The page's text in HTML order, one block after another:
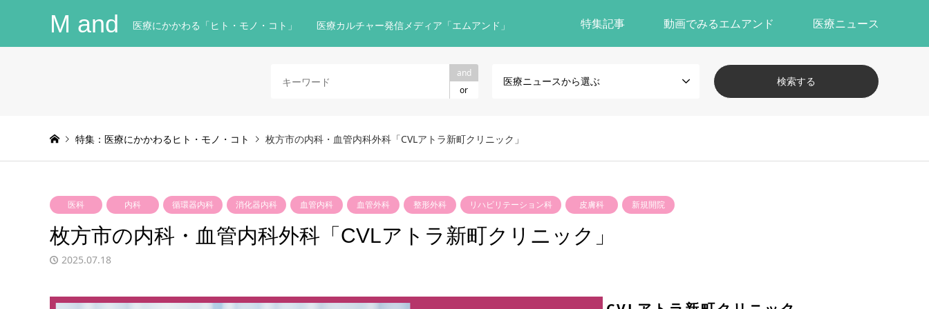
M and 医療にかかわる「ヒト・モノ・コト」 医療カルチャー発信メディア「エムアンド」 特集記事 動画でみるエムアンド 医療ニュース
and
or
医療ニュースから選ぶ
特集：医療にかかわるヒト・モノ・コト 枚方市の内科・血管内科外科「CVLアトラ新町クリニック」
医科 内科 循環器内科 消化器内科 血管内科 血管外科 整形外科 リハビリテーション科 皮膚科 新規開院
枚方市の内科・血管内科外科「CVLアトラ新町クリニック」
2025.07.18